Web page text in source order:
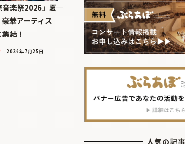
音楽祭2026」――夏
華アーティス
結！
2026年7月25日
人気の記事